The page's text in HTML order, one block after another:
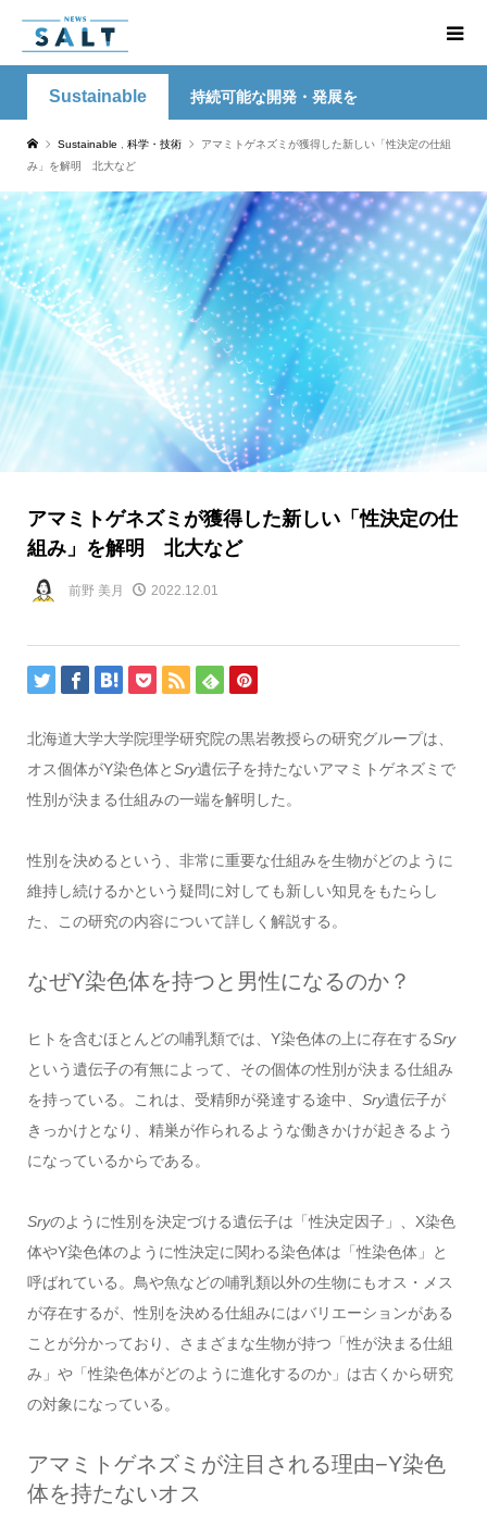
Sustainable 持続可能な開発・発展を
Sustainable 科学・技術
アマミトゲネズミが獲得した新しい「性決定の仕組
み」を解明 北大など
アマミトゲネズミが獲得した新しい「性決定の仕
組み」を解明 北大など
前野 美月 2022.12.01
北海道大学大学院理学研究院の黒岩教授らの研究グループは、
オス個体がY染色体とSry遺伝子を持たないアマミトゲネズミで
性別が決まる仕組みの一端を解明した。
性別を決めるという、非常に重要な仕組みを生物がどのように
維持し続けるかという疑問に対しても新しい知見をもたらし
た、この研究の内容について詳しく解説する。
なぜY染色体を持つと男性になるのか？
ヒトを含むほとんどの哺乳類では、Y染色体の上に存在するSry
という遺伝子の有無によって、その個体の性別が決まる仕組み
を持っている。これは、受精卵が発達する途中、 Sry遺伝子が
きっかけとなり、精巣が作られるような働きかけが起きるよう
になっているからである。
Sryのように性別を決定づける遺伝子は「性決定因子」、X染色
体やY染色体のように性決定に関わる染色体は「性染色体」と
呼ばれている。鳥や魚などの哺乳類以外の生物にもオス・メス
が存在するが、性別を決める仕組みにはバリエーションがある
ことが分かっており、さまざまな生物が持つ「性が決まる仕組
み」や「性染色体がどのように進化するのか」は古くから研究
の対象になっている。
アマミトゲネズミが注目される理由−Y染色
体を持たないオス